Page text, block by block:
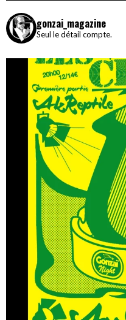
gonzai_magazine
Seul le détail compte.